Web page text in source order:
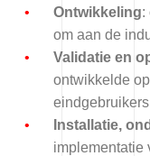
Ontwikkeling:
om aan de
Validatie en
ontwikkelde
Installatie,
implementatie